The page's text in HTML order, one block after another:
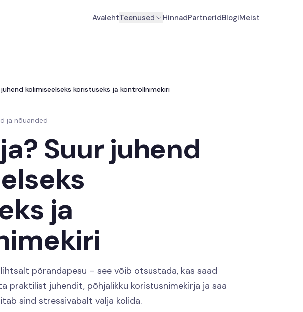
AvalehtTeenused HinnadPartneridBlogiMeist
kolimiseelseks koristuseks ja kontrollnimekiri
ja nõuanded
Suur juhend
ja
põrandapesu – see võib otsustada, kas saad
praktilist juhendit, põhjalikku koristusnimekirja ja saa
sind stressivabalt välja kolida.